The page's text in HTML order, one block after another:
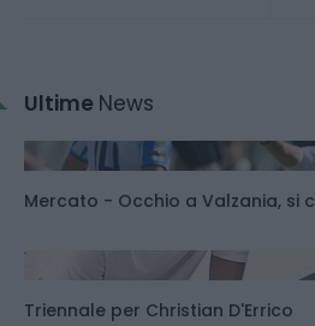
Ultime News
Mercato - Occhio a Valzania, si
Triennale per Christian D'Errico